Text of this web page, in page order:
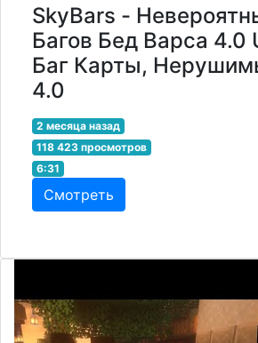
SkyBars -
Багов Бед Варса 4.0
Баг Карты,
4.0
2 месяца назад
118 423 просмотров
6:31
Смотреть